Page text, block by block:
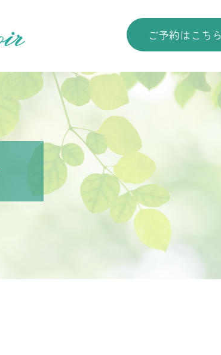
ご予約はこちら